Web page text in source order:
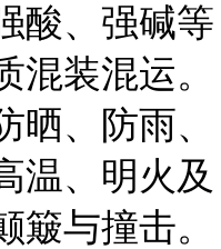
酸、强碱等
混装混运。
晒、防雨、
温、明火及
簸与撞击。